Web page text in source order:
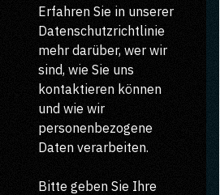
Erfahren Sie in unserer
Datenschutzrichtlinie
mehr darüber, wer wir
sind, wie Sie uns
kontaktieren können
und wie wir
personenbezogene
Daten verarbeiten.
Bitte geben Sie Ihre